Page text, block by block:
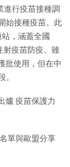
進行疫苗接種調
始接種疫苗。此
，涵蓋全國
射疫苗防疫。雖
批使用，但在中
。
爐 疫苗保護力
單與歐盟分享